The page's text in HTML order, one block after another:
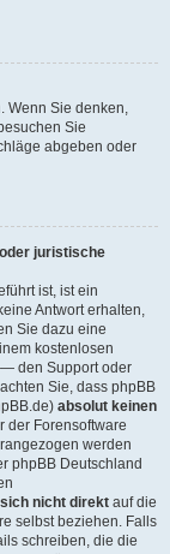
Wenn Sie denken,
Sie
abgeben oder
juristische
ist, ist ein
Antwort erhalten,
Sie dazu eine
kostenlosen
— den Support oder
Sie, dass phpBB
absolut keinen
der Forensoftware
werden
phpBB Deutschland
sich nicht direkt auf die
selbst beziehen. Falls
schreiben, die die